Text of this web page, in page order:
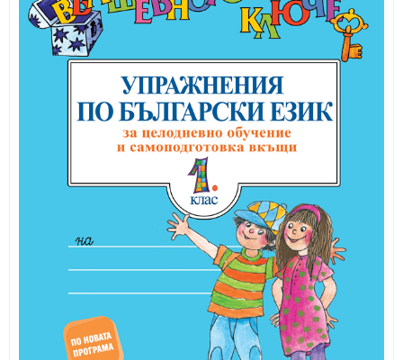
МЕБЕЛИ И ОБОРУДВАНЕ
КАНЦЕЛАРСКИ МАТЕРИАЛИ
КНИГИ И УЧЕБНИЦИ
БДП
НОВИ
ПРОМОЦИИ
S.T.E.M.
ИНСТРУМЕНТИ